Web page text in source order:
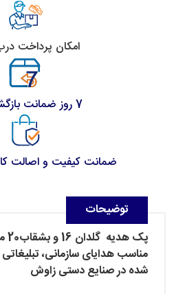
امکان پرداخت
7 روز ضمانت بازگشت کالا
ضمانت کیفیت و اصالت کالا 60 تا 120
توضیحات
مناسب هدایای سازمانی،
شده در صنایع دستی زاوش